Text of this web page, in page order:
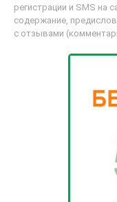
регистрации и SMS на
содержание,
с отзывами